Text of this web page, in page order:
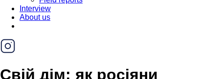
Interview
About us
Свій дім: як росіяни